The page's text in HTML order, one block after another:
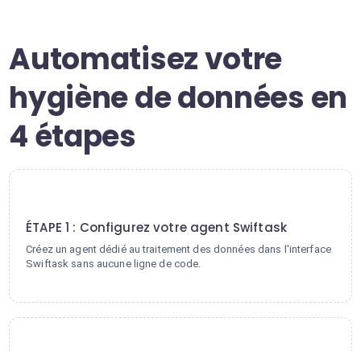
Automatisez votre
hygiène de données en
4 étapes
ÉTAPE 1 : Configurez votre agent Swiftask
Créez un agent dédié au traitement des données dans l'interface
Swiftask sans aucune ligne de code.